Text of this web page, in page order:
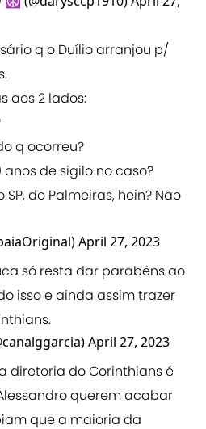
q o Duílio arranjou p/
aos 2 lados:
q ocorreu?
anos de sigilo no caso?
do Palmeiras, hein? Não
April 27, 2023
só resta dar parabéns ao
isso e ainda assim trazer
April 27, 2023
diretoria do Corinthians é
querem acabar
que a maioria da